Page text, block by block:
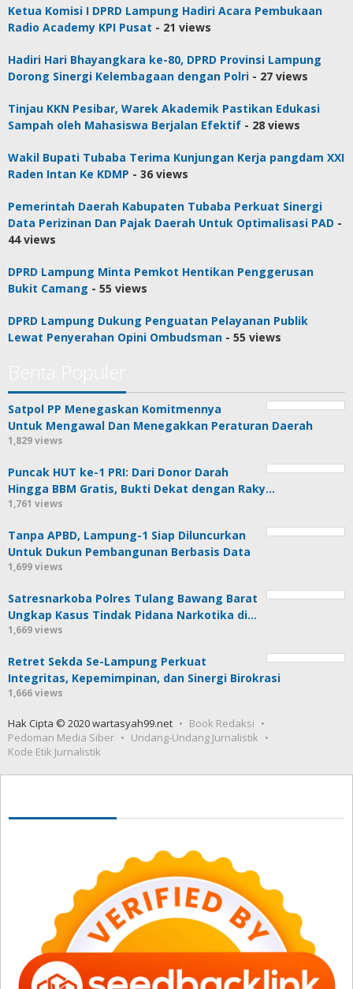
Ketua Komisi I DPRD Lampung Hadiri Acara Pembukaan
Radio Academy KPI Pusat - 21 views
Hadiri Hari Bhayangkara ke-80, DPRD Provinsi Lampung
Dorong Sinergi Kelembagaan dengan Polri - 27 views
Tinjau KKN Pesibar, Warek Akademik Pastikan Edukasi
Sampah oleh Mahasiswa Berjalan Efektif - 28 views
Wakil Bupati Tubaba Terima Kunjungan Kerja pangdam XXI
Raden Intan Ke KDMP - 36 views
Pemerintah Daerah Kabupaten Tubaba Perkuat Sinergi
Data Perizinan Dan Pajak Daerah Untuk Optimalisasi PAD -
44 views
DPRD Lampung Minta Pemkot Hentikan Penggerusan
Bukit Camang - 55 views
DPRD Lampung Dukung Penguatan Pelayanan Publik
Lewat Penyerahan Opini Ombudsman - 55 views
Satpol PP Menegaskan Komitmennya
Untuk Mengawal Dan Menegakkan Peraturan Daerah
1,829 views
Puncak HUT ke-1 PRI: Dari Donor Darah
Hingga BBM Gratis, Bukti Dekat dengan Raky…
1,761 views
Tanpa APBD, Lampung-1 Siap Diluncurkan
Untuk Dukun Pembangunan Berbasis Data
1,699 views
Satresnarkoba Polres Tulang Bawang Barat
Ungkap Kasus Tindak Pidana Narkotika di…
1,669 views
Retret Sekda Se-Lampung Perkuat
Integritas, Kepemimpinan, dan Sinergi Birokrasi
1,666 views
Hak Cipta © 2020 wartasyah99.net
Book Redaksi
Pedoman Media Siber
Undang-Undang Jurnalistik
Kode Etik Jurnalistik